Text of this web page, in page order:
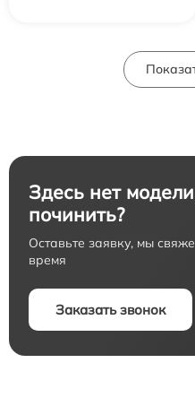
Здесь нет
починить?
Оставьте заявку, мы
время
Заказать звонок